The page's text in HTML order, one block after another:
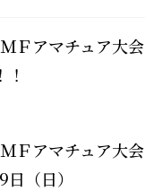
Ｆアマチュア大会
Ｆアマチュア大会
（日）